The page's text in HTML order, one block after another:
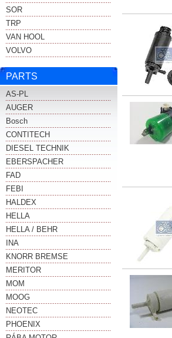
SOR
TRP
VAN HOOL
VOLVO
PARTS
AS-PL
AUGER
Bosch
CONTITECH
DIESEL TECHNIK
EBERSPACHER
FAD
FEBI
HALDEX
HELLA
HELLA / BEHR
INA
KNORR BREMSE
MERITOR
MOM
MOOG
NEOTEC
PHOENIX